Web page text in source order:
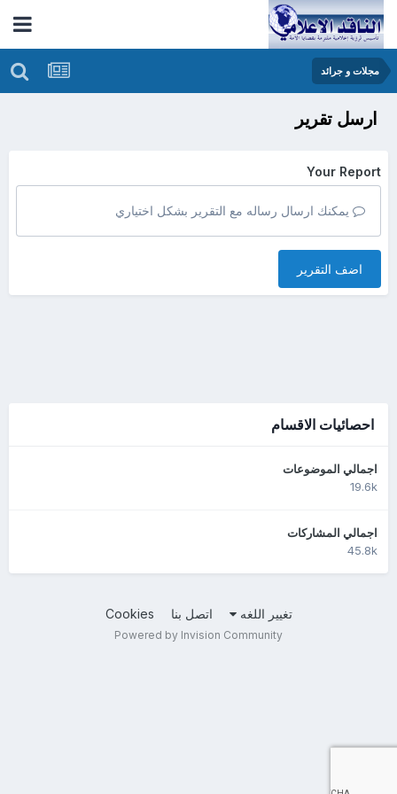
مجلات و جرائد
ارسل تقرير
Your Report
يمكنك ارسال رساله مع التقرير بشكل اختياري
اضف التقرير
احصائيات الاقسام
اجمالي الموضوعات
19.6k
اجمالي المشاركات
45.8k
تغيير اللغه اتصل بنا Cookies
Powered by Invision Community